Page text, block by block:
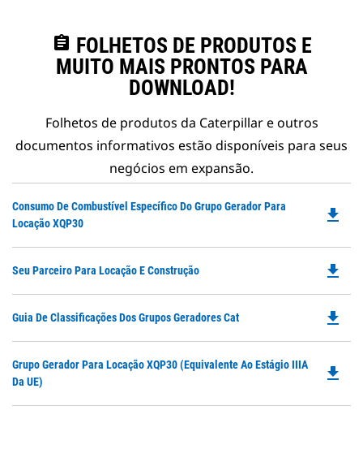
assignment FOLHETOS DE PRODUTOS E
MUITO MAIS PRONTOS PARA
DOWNLOAD!
Folhetos de produtos da Caterpillar e outros
documentos informativos estão disponíveis para seus
negócios em expansão.
Consumo De Combustível Específico Do Grupo Gerador Para
Locação XQP30
file_download
Seu Parceiro Para Locação E Construção
a
file_download
Guia De Classificações Dos Grupos Geradores Cat file_download
Grupo Gerador Para Locação XQP30 (Equivalente Ao Estágio IIIA
Da UE)
file_download